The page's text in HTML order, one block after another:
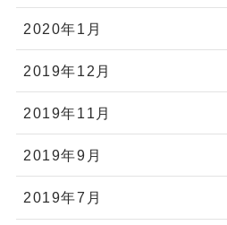
2020年1月
2019年12月
2019年11月
2019年9月
2019年7月